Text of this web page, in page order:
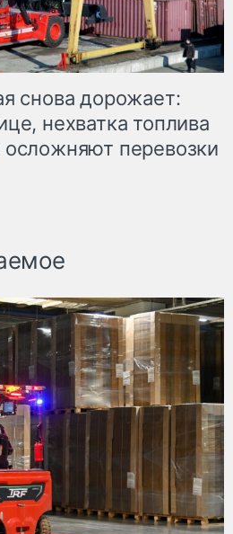
снова дорожает:
нехватка топлива
перевозки